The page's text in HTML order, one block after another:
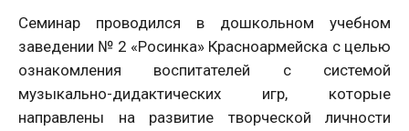
Семинар проводился в дошкольном учебном
заведении № 2 «Росинка» Красноармейска с целью
ознакомления воспитателей с системой
музыкально-дидактических игр, которые
направлены на развитие творческой личности